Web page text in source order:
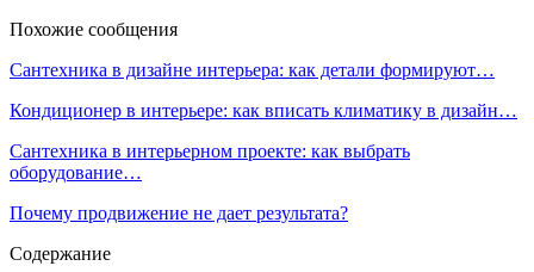
Похожие сообщения
Сантехника в дизайне интерьера: как детали формируют…
Кондиционер в интерьере: как вписать климатику в дизайн…
Сантехника в интерьерном проекте: как выбрать
оборудование…
Почему продвижение не дает результата?
Содержание